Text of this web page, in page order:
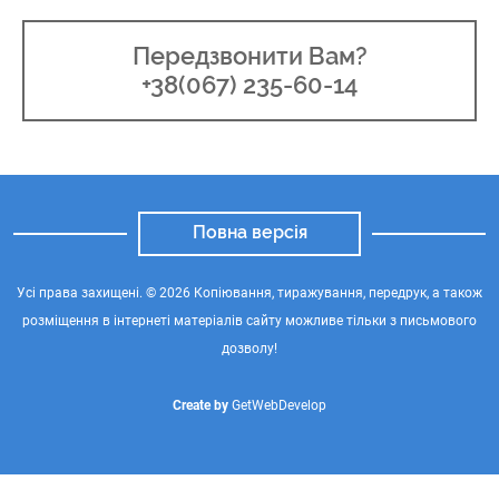
Передзвонити Вам?
+38(067) 235-60-14
Повна версія
Усі права захищені. © 2026 Копіювання, тиражування, передрук, а також
розміщення в інтернеті матеріалів сайту можливе тільки з письмового
дозволу!
Create by GetWebDevelop